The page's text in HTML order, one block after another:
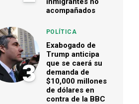
acompañados
3
POLÍTICA
Exabogado de
Trump anticipa
que se caerá su
demanda de
$10,000 millones
de dólares en
contra de la BBC